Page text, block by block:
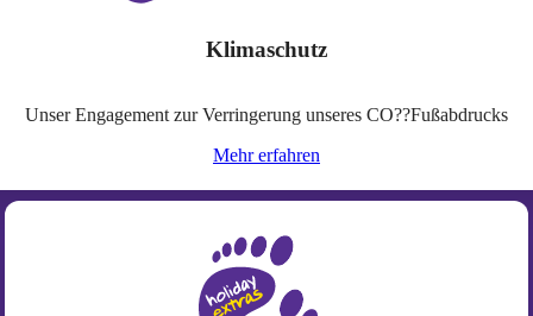
Klimaschutz
Unser Engagement zur Verringerung unseres CO??Fußabdrucks
Mehr erfahren